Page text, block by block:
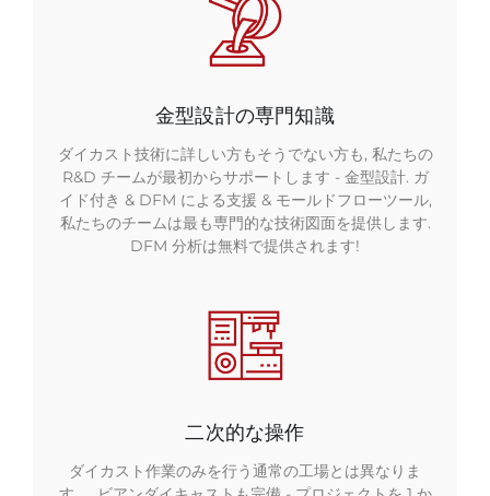
金型設計の専門知識
ダイカスト技術に詳しい方もそうでない方も, 私たちの
R&D チームが最初からサポートします - 金型設計. ガ
イド付き & DFM による支援 & モールドフローツール,
私たちのチームは最も専門的な技術図面を提供します.
DFM 分析は無料で提供されます!
二次的な操作
ダイカスト作業のみを行う通常の工場とは異なりま